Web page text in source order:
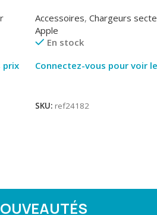
prix
Accessoires, Chargeurs
Apple
En stock
Connectez-vous pour voir
SKU: ref24182